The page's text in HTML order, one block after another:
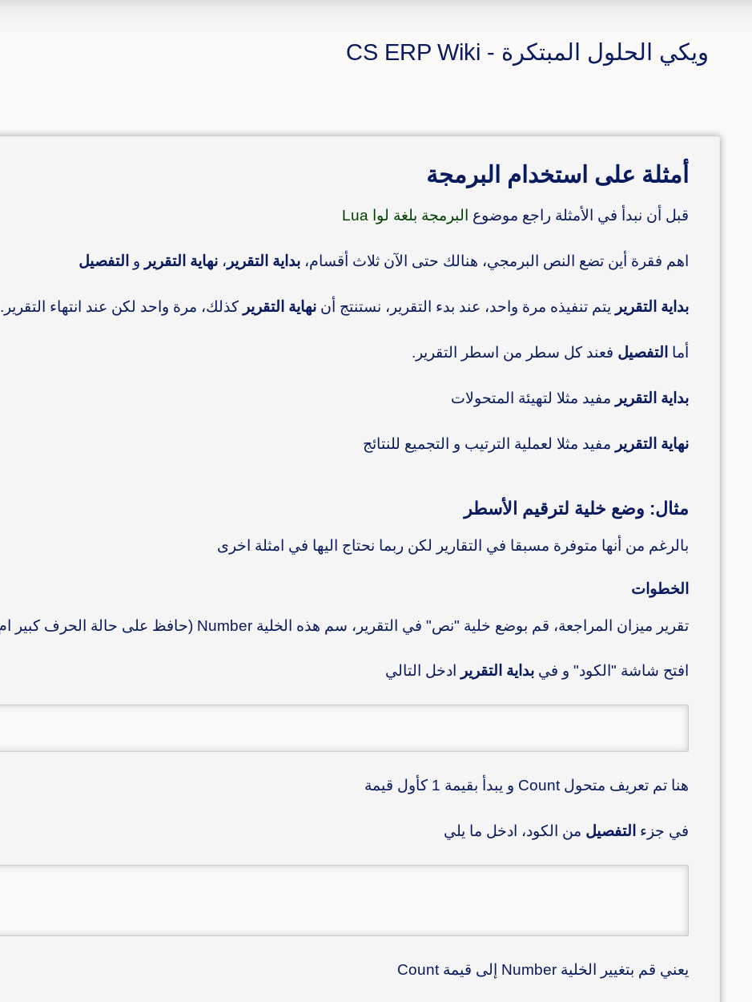
ويكي الحلول المبتكرة - CS ERP Wiki
أمثلة على استخدام البرمجة
قبل أن نبدأ في الأمثلة راجع موضوع البرمجة بلغة لوا Lua
اهم فقرة أين تضع النص البرمجي، هنالك حتى الآن ثلاث أقسام،بداية التقرير ،نهاية التقرير و التفصيل
بداية التقرير يتم تنفيذه مرة واحد، عند بدء التقرير، نستنتج أننهاية التقرير كذلك، مرة واحد لكن عند انتهاء التقرير.
أما التفصيل فعند كل سطر من اسطر التقرير.
بداية التقرير مفيد مثلا لتهيئة المتحولات
نهاية التقرير مفيد مثلا لعملية الترتيب و التجميع للنتائج
مثال: وضع خلية لترقيم الأسطر
بالرغم من أنها متوفرة مسبقا في التقارير لكن ربما نحتاج اليها في امثلة اخرى
الخطوات
تقرير ميزان المراجعة، قم بوضع خلية "نص" في التقرير، سم هذه الخلية Number (حافظ على حالة الحرف كبير ام صغير) و عنوان لها "
افتح شاشة "الكود" و فيبداية التقرير ادخل التالي
هنا تم تعريف متحول Count و يبدأ بقيمة 1 كأول قيمة
في جزء التفصيل من الكود، ادخل ما يلي
يعني قم بتغيير الخلية Number إلى قيمة Count